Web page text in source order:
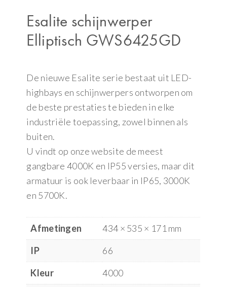
Esalite schijnwerper
Elliptisch GWS6425GD
De nieuwe Esalite serie bestaat uit LED-
highbays en schijnwerpers ontworpen om
de beste prestaties te bieden in elke
industriële toepassing, zowel binnen als
buiten.
U vindt op onze website de meest
gangbare 4000K en IP55 versies, maar dit
armatuur is ook leverbaar in IP65, 3000K
en 5700K.
Afmetingen
434 × 535 × 171 mm
IP
66
Kleur
4000